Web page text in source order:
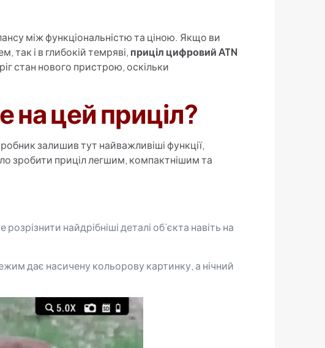
між функціональністю та ціною. Якщо ви
так і в глибокій темряві, приціл цифровий ATN
стан нового пристрою, оскільки
на цей приціл?
залишив тут найважливіші функції,
зробити приціл легшим, компактнішим та
найдрібніші деталі об’єкта навіть на
дає насичену кольорову картинку, а нічний